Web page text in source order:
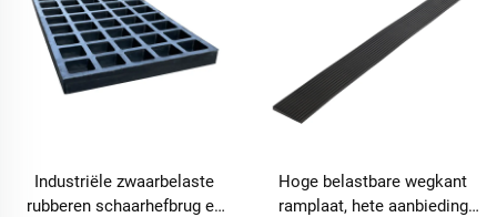
Industriële zwaarbelaste
rubberen schaarhefbrug en
Hoge belastbare wegkant
ramplaat, hete aanbieding